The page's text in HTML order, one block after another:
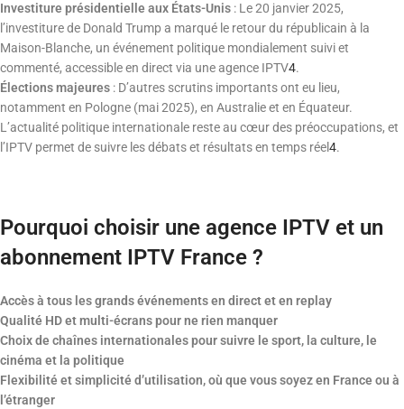
Investiture présidentielle aux États-Unis : Le 20 janvier 2025,
l’investiture de Donald Trump a marqué le retour du républicain à la
Maison-Blanche, un événement politique mondialement suivi et
commenté, accessible en direct via une agence IPTV4.
Élections majeures : D’autres scrutins importants ont eu lieu,
notamment en Pologne (mai 2025), en Australie et en Équateur.
L’actualité politique internationale reste au cœur des préoccupations, et
l’IPTV permet de suivre les débats et résultats en temps réel4.
Pourquoi choisir une agence IPTV et un
abonnement IPTV France ?
Accès à tous les grands événements en direct et en replay
Qualité HD et multi-écrans pour ne rien manquer
Choix de chaînes internationales pour suivre le sport, la culture, le
cinéma et la politique
Flexibilité et simplicité d’utilisation, où que vous soyez en France ou à
l’étranger